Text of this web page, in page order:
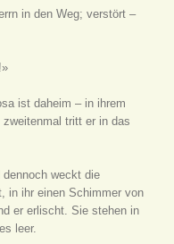
in den Weg; verstört –
ist daheim – in ihrem
tritt er in das
weckt die
in ihr einen Schimmer von
er erlischt. Sie stehen in
leer.